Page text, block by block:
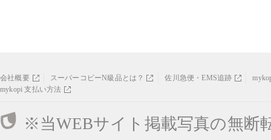
会社概要 スーパーコピーN級品とは？ 佐川急便・EMS追跡
mykopi 支払い方法
※当WEBサイト掲載写真の無断